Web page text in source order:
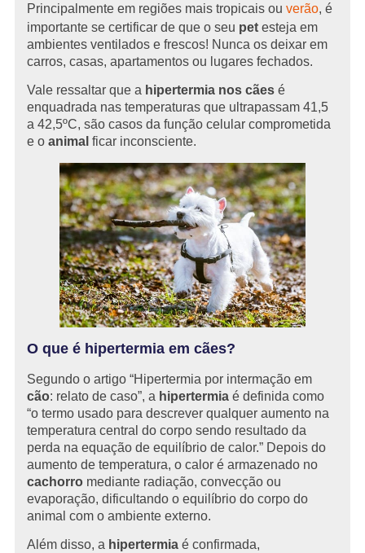
Principalmente em regiões mais tropicais ou verão, é
importante se certificar de que o seu pet esteja em
ambientes ventilados e frescos! Nunca os deixar em
carros, casas, apartamentos ou lugares fechados.
Vale ressaltar que a hipertermia nos cãesé
enquadrada nas temperaturas que ultrapassam 41,5
a 42,5ºC, são casos da função celular comprometida
e o animal ficar inconsciente.
O que é hipertermia em cães?
Segundo o artigo “Hipertermia por intermação em
cão: relato de caso”, a hipertermia é definida como
“o termo usado para descrever qualquer aumento na
temperatura central do corpo sendo resultado da
perda na equação de equilíbrio de calor.” Depois do
aumento de temperatura, o calor é armazenado no
cachorro mediante radiação, convecção ou
evaporação, dificultando o equilíbrio do corpo do
animal com o ambiente externo.
Além disso, a hipertermia é confirmada,